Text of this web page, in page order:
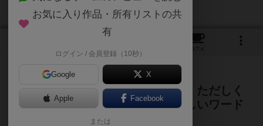
カフェ
遊ぶたびに変わるルールと言葉で、ただしく
カウントしよう！もどかしさが楽しいワード
アクションゲーム。
お気に入り作品・所有リストの共
有
ログイン / 会員登録（10秒）
Google X
Apple Facebook
または